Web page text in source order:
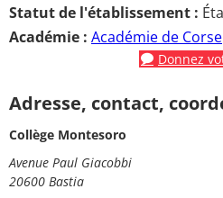
Statut de l'établissement :
Académie : Académie de Corse
Donnez
Adresse, contact,
Collège Montesoro
Avenue Paul Giacobbi
20600 Bastia